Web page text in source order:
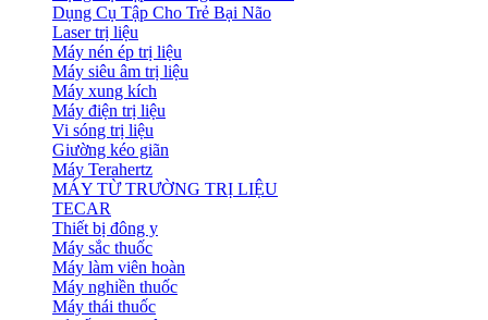
Dụng Cụ Tập Cho Trẻ Bại Não
Laser trị liệu
Máy nén ép trị liệu
Máy siêu âm trị liệu
Máy xung kích
Máy điện trị liệu
Vi sóng trị liệu
Giường kéo giãn
Máy Terahertz
MÁY TỪ TRƯỜNG TRỊ LIỆU
TECAR
Thiết bị đông y
Máy sắc thuốc
Máy làm viên hoàn
Máy nghiền thuốc
Máy thái thuốc